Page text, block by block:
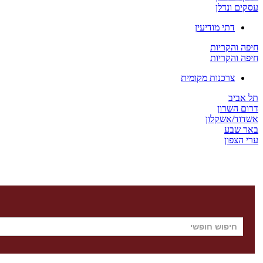
עסקים ונדלן
דתי מודיעין
חיפה והקריות
חיפה והקריות
צרכנות מקומית
תל אביב
דרום השרון
אשדוד/אשקלון
באר שבע
ערי הצפון